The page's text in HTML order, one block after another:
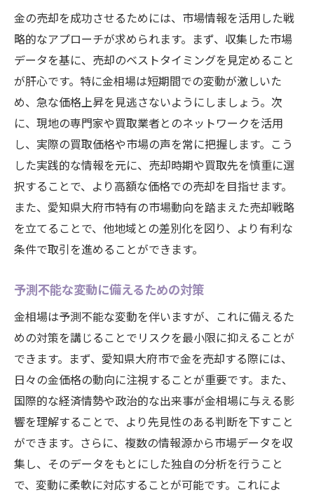
金の売却を成功させるためには、市場情報を活用した戦
略的なアプローチが求められます。まず、収集した市場
データを基に、売却のベストタイミングを見定めること
が肝心です。特に金相場は短期間での変動が激しいた
め、急な価格上昇を見逃さないようにしましょう。次
に、現地の専門家や買取業者とのネットワークを活用
し、実際の買取価格や市場の声を常に把握します。こう
した実践的な情報を元に、売却時期や買取先を慎重に選
択することで、より高額な価格での売却を目指せます。
また、愛知県大府市特有の市場動向を踏まえた売却戦略
を立てることで、他地域との差別化を図り、より有利な
条件で取引を進めることができます。
予測不能な変動に備えるための対策
金相場は予測不能な変動を伴いますが、これに備えるた
めの対策を講じることでリスクを最小限に抑えることが
できます。まず、愛知県大府市で金を売却する際には、
日々の金価格の動向に注視することが重要です。また、
国際的な経済情勢や政治的な出来事が金相場に与える影
響を理解することで、より先見性のある判断を下すこと
ができます。さらに、複数の情報源から市場データを収
集し、そのデータをもとにした独自の分析を行うこと
で、変動に柔軟に対応することが可能です。これによ